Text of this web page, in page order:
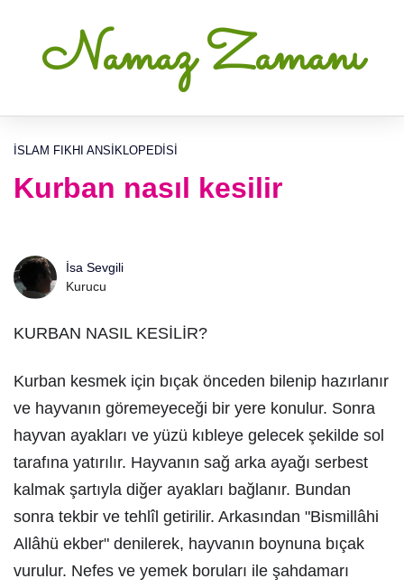
Namaz Zamanı
İSLAM FIKHI ANSIKLOPEDISI
Kurban nasıl kesilir
İsa Sevgili
Kurucu
KURBAN NASIL KESİLİR?
Kurban kesmek için bıçak önceden bilenip hazırlanır
ve hayvanın göremeyeceği bir yere konulur. Sonra
hayvan ayakları ve yüzü kıbleye gelecek şekilde sol
tarafına yatırılır. Hayvanın sağ arka ayağı serbest
kalmak şartıyla diğer ayakları bağlanır. Bundan
sonra tekbir ve tehlîl getirilir. Arkasından "Bismillâhi
Allâhü ekber" denilerek, hayvanın boynuna bıçak
vurulur. Nefes ve yemek boruları ile şahdamarı